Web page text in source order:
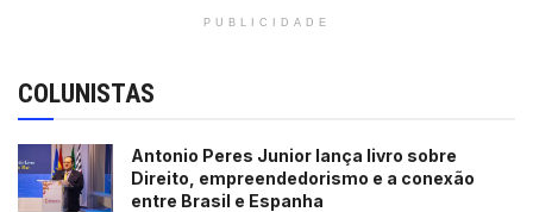
PUBLICIDADE
COLUNISTAS
Antonio Peres Junior lança livro sobre
Direito, empreendedorismo e a conexão
entre Brasil e Espanha